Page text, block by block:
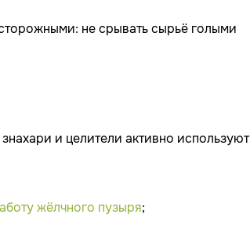
не срывать сырьё голыми
и целители активно используют
жёлчного пузыря;